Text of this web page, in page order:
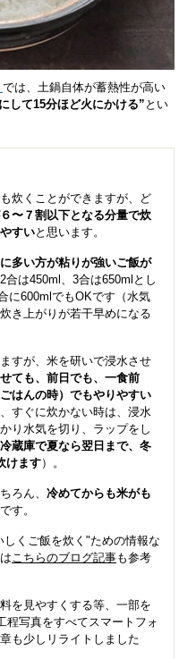
では、土鍋自体が蓄熱性が高い
して15分ほど火にかける” とい
炊くことができますが、ど
〜７割以下となる分量で炊
すいと思います。
多い方が粘りが強いご飯が
合は450ml、3合は650mlとし
に600mlでもOKです（水気
き上がりが若干早めになる
すが、米を研いで浸水させ
ても、前日でも、一食前
はんの時）でもやりやすい
すぐに炊かない時は、浸水
り水気を切り、ラップをし
蔵庫で夏なら翌日まで、冬
けます）。
ろん、 冷めてからも米がも
す。
くご飯を炊く"ための情報な
こちらのブログ記事も参考
を見やすくする等、一部を
程写真をすべてスマートフォ
も少しリライトしました